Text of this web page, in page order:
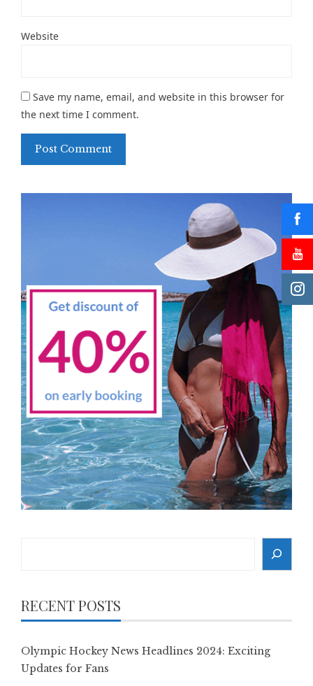
Website
Save my name, email, and website in this browser for
the next time I comment.
RECENT POSTS
Olympic Hockey News Headlines 2024: Exciting
Updates for Fans